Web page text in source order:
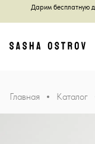
Дарим бесплатную
Главная
Главная Каталог